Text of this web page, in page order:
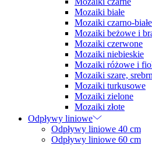
Mozaiki białe
Mozaiki czarno-białe
Mozaiki beżowe i
Mozaiki czerwone
Mozaiki niebieskie
Mozaiki różowe i
Mozaiki szare,
Mozaiki turkusowe
Mozaiki zielone
Mozaiki złote
Odpływy liniowe
Odpływy liniowe 40 cm
Odpływy liniowe 60 cm